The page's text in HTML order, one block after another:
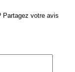
Partagez votre avis